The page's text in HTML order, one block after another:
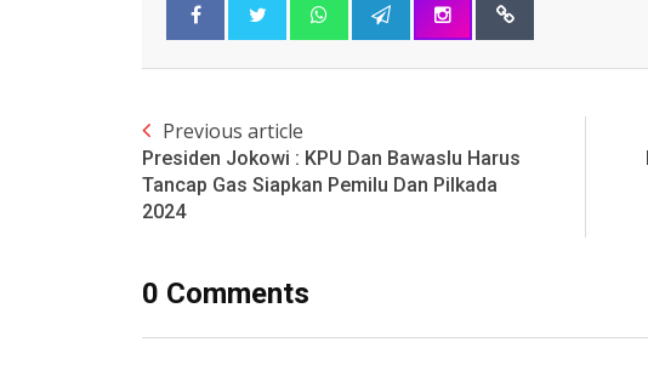
Previous article
Presiden Jokowi : KPU Dan Bawaslu Harus
Tancap Gas Siapkan Pemilu Dan Pilkada
2024
0 Comments